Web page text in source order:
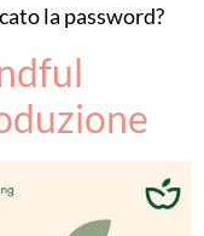
la password?